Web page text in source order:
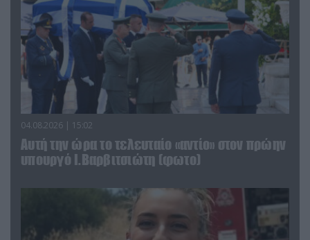
04.08.2026 | 15:02
Αυτή την ώρα το τελευταίο «αντίο» στον πρώην
υπουργό Ι.Βαρβιτσιώτη (φωτο)